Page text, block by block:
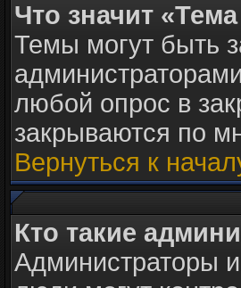
Что значит
Темы могут быть
любой опрос в
закрываются по
Вернуться к
Кто такие
Администраторы